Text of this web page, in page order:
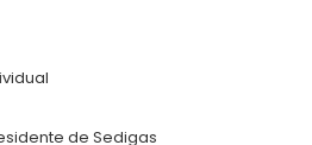
de Sedigas